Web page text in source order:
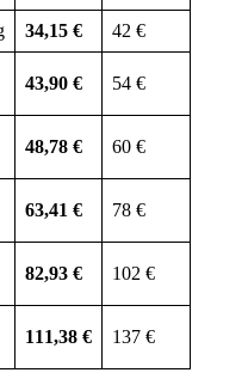
34,15 € 42 €
43,90 € 54 €
48,78 € 60 €
63,41 € 78 €
82,93 € 102 €
111,38 € 137 €